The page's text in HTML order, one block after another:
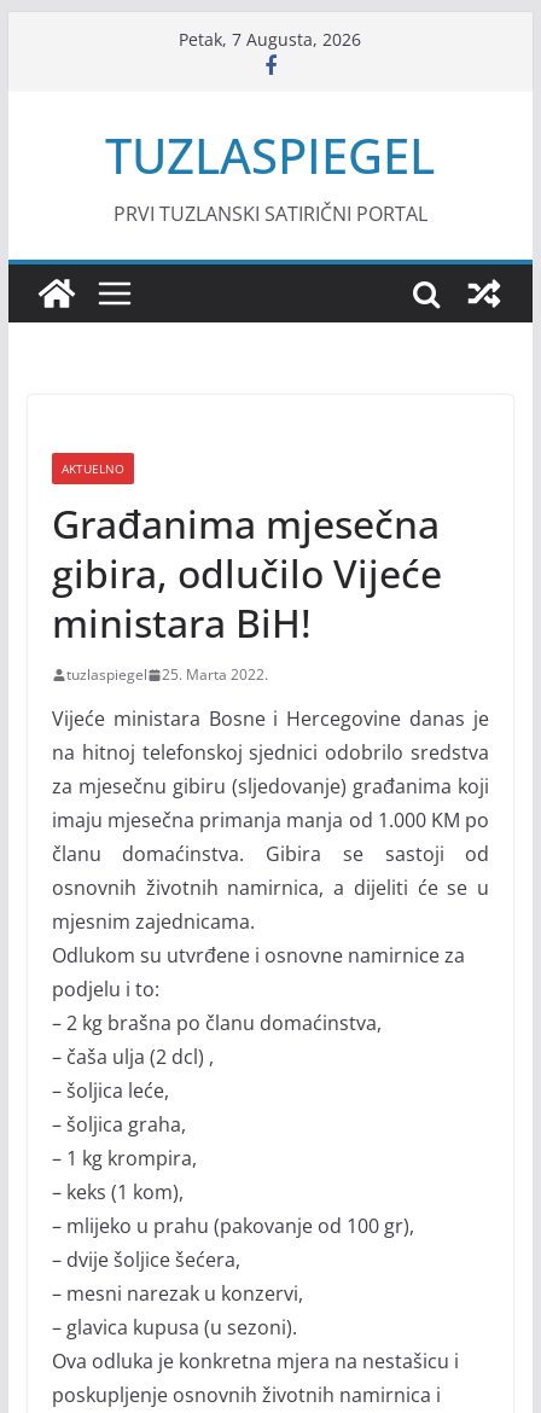
Petak, 7 Augusta, 2026
TUZLASPIEGEL
PRVI TUZLANSKI SATIRIČNI PORTAL
AKTUELNO
Građanima mjesečna
gibira, odlučilo Vijeće
ministara BiH!
tuzlaspiegel 25. Marta 2022.
Vijeće ministara Bosne i Hercegovine danas je
na hitnoj telefonskoj sjednici odobrilo sredstva
za mjesečnu gibiru (sljedovanje) građanima koji
imaju mjesečna primanja manja od 1.000 KM po
članu domaćinstva. Gibira se sastoji od
osnovnih životnih namirnica, a dijeliti će se u
mjesnim zajednicama.
Odlukom su utvrđene i osnovne namirnice za
podjelu i to:
– 2 kg brašna po članu domaćinstva,
– čaša ulja (2 dcl) ,
– šoljica leće,
– šoljica graha,
– 1 kg krompira,
– keks (1 kom),
– mlijeko u prahu (pakovanje od 100 gr),
– dvije šoljice šećera,
– mesni narezak u konzervi,
– glavica kupusa (u sezoni).
Ova odluka je konkretna mjera na nestašicu i
poskupljenje osnovnih životnih namirnica i